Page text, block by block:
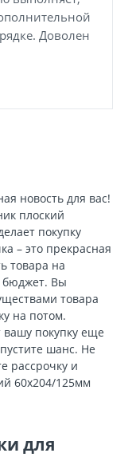
Доволен
новость для вас!
плоский
покупку
– это прекрасная
товара на
бюджет. Вы
товара
на потом.
вашу покупку еще
шанс. Не
рассрочку и
60х204/125мм
для